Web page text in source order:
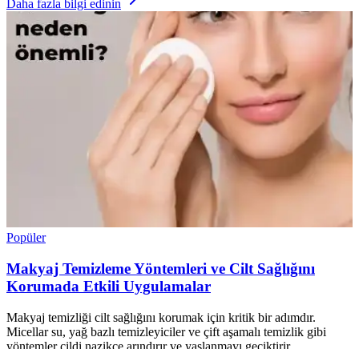
Daha fazla bilgi edinin
Popüler
Makyaj Temizleme Yöntemleri ve Cilt Sağlığını
Korumada Etkili Uygulamalar
Makyaj temizliği cilt sağlığını korumak için kritik bir adımdır.
Micellar su, yağ bazlı temizleyiciler ve çift aşamalı temizlik gibi
yöntemler cildi nazikçe arındırır ve yaşlanmayı geciktirir.